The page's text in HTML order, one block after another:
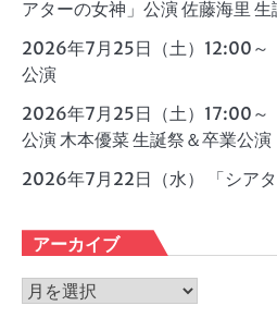
アターの女神」公演 佐藤海里 生
2026年7月25日（土）12:00～
公演
2026年7月25日（土）17:00～
公演 木本優菜 生誕祭＆卒業公演
2026年7月22日（水） 「シア
アーカイブ
ア